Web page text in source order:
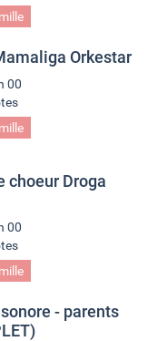
Orkestar
h 00
choeur Droga
h 00
- parents